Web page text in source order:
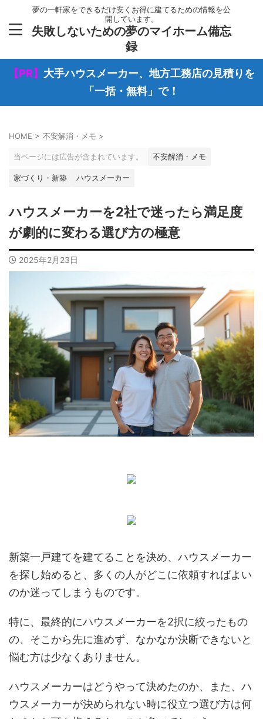
夢の一軒家をできるだけ安くお得に建てるための情報を公
開しています。
失敗しないための夢のマイホーム備忘
録
【PR】 大手ハウスメーカー、地方工務店の見積りを
「一括・無料」で！
HOME > 不安解消・メモ >
当ページには広告が含まれています。 不安解消・メモ
家づくり・新築 ハウスメーカー
ハウスメーカーを2社で迷ったら満足度
が劇的に変わる選び方の極意
2025年2月23日
新築一戸建てを建てることを決め、ハウスメーカー
を探し始めると、多くの人がどこに依頼すればよい
のか迷ってしまうものです。
特に、最終的にハウスメーカーを2択に絞ったもの
の、そこから先に進めず、なかなか決断できないと
悩む方は少なくありません。
ハウスメーカーはどうやって決めたのか、また、ハ
ウスメーカーが決められない時に役立つ選び方は何